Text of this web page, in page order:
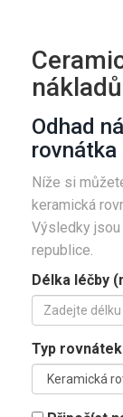
Odhad
rovnátka
Níže si
keramická
Výsledky
republice.
Délka léčby
Typ rovnátek